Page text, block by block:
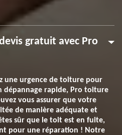
gratuit avec Pro
une urgence de toiture pour
dépannage rapide, Pro toiture
vous assurer que votre
de manière adéquate et
sûr que le toit est en fuite,
pour une réparation ! Notre